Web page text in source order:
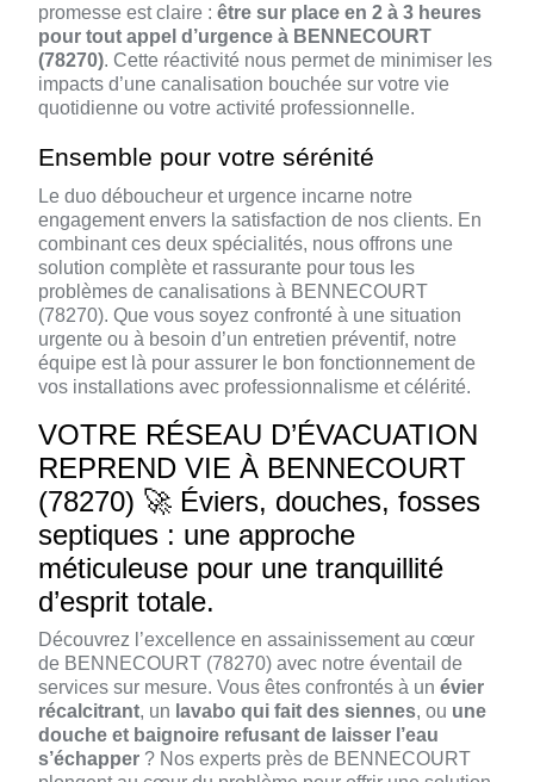
promesse est claire : être sur place en 2 à 3 heures
pour tout appel d’urgence à BENNECOURT
(78270). Cette réactivité nous permet de minimiser les
impacts d’une canalisation bouchée sur votre vie
quotidienne ou votre activité professionnelle.
Ensemble pour votre sérénité
Le duo déboucheur et urgence incarne notre
engagement envers la satisfaction de nos clients. En
combinant ces deux spécialités, nous offrons une
solution complète et rassurante pour tous les
problèmes de canalisations à BENNECOURT
(78270). Que vous soyez confronté à une situation
urgente ou à besoin d’un entretien préventif, notre
équipe est là pour assurer le bon fonctionnement de
vos installations avec professionnalisme et célérité.
VOTRE RÉSEAU D’ÉVACUATION
REPREND VIE À BENNECOURT
(78270) 🚀 Éviers, douches, fosses
septiques : une approche
méticuleuse pour une tranquillité
d’esprit totale.
Découvrez l’excellence en assainissement au cœur
de BENNECOURT (78270) avec notre éventail de
services sur mesure. Vous êtes confrontés à un évier
récalcitrant, un lavabo qui fait des siennes, ou une
douche et baignoire refusant de laisser l’eau
s’échapper ? Nos experts près de BENNECOURT